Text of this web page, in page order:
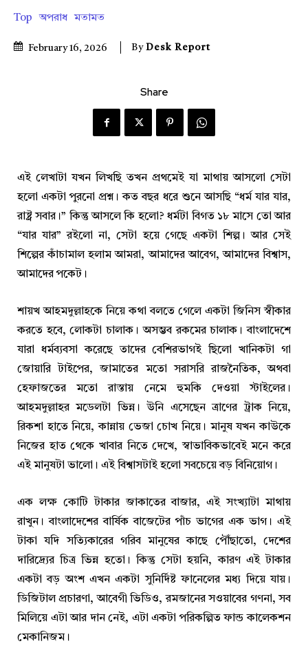
Top অপরাধ মতামত
February 16, 2026 By Desk Report
Share
এই লেখাটা যখন লিখছি তখন প্রথমেই যা মাথায় আসলো সেটা
হলো একটা পুরনো প্রশ্ন। কত বছর ধরে শুনে আসছি “ধর্ম যার যার,
রাষ্ট্র সবার।” কিন্তু আসলে কি হলো? ধর্মটা বিগত ১৮ মাসে তো আর
“যার যার” রইলো না, সেটা হয়ে গেছে একটা শিল্প। আর সেই
শিল্পের কাঁচামাল হলাম আমরা, আমাদের আবেগ, আমাদের বিশ্বাস,
আমাদের পকেট।
শায়খ আহমদুল্লাহকে নিয়ে কথা বলতে গেলে একটা জিনিস স্বীকার
করতে হবে, লোকটা চালাক। অসম্ভব রকমের চালাক। বাংলাদেশে
যারা ধর্মব্যবসা করেছে তাদের বেশিরভাগই ছিলো খানিকটা গা
জোয়ারি টাইপের, জামাতের মতো সরাসরি রাজনৈতিক, অথবা
হেফাজতের মতো রাস্তায় নেমে হুমকি দেওয়া স্টাইলের।
আহমদুল্লাহর মডেলটা ভিন্ন। উনি এসেছেন ত্রাণের ট্রাক নিয়ে,
রিকশা হাতে নিয়ে, কান্নায় ভেজা চোখ নিয়ে। মানুষ যখন কাউকে
নিজের হাত থেকে খাবার নিতে দেখে, স্বাভাবিকভাবেই মনে করে
এই মানুষটা ভালো। এই বিশ্বাসটাই হলো সবচেয়ে বড় বিনিয়োগ।
এক লক্ষ কোটি টাকার জাকাতের বাজার, এই সংখ্যাটা মাথায়
রাখুন। বাংলাদেশের বার্ষিক বাজেটের পাঁচ ভাগের এক ভাগ। এই
টাকা যদি সত্যিকারের গরিব মানুষের কাছে পৌঁছাতো, দেশের
দারিদ্র্যের চিত্র ভিন্ন হতো। কিন্তু সেটা হয়নি, কারণ এই টাকার
একটা বড় অংশ এখন একটা সুনির্দিষ্ট ফানেলের মধ্য দিয়ে যায়।
ডিজিটাল প্রচারণা, আবেগী ভিডিও, রমজানের সওয়াবের গণনা, সব
মিলিয়ে এটা আর দান নেই, এটা একটা পরিকল্পিত ফান্ড কালেকশন
মেকানিজম।